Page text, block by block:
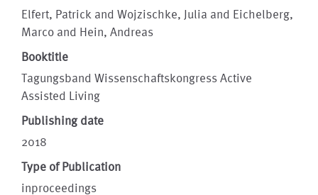
Elfert, Patrick and Wojzischke, Julia and Eichelberg,
Marco and Hein, Andreas
Booktitle
Tagungsband Wissenschaftskongress Active
Assisted Living
Publishing date
2018
Type of Publication
inproceedings